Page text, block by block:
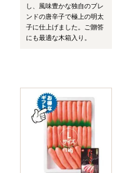
し、風味豊かな独自のブレ
ンドの唐辛子で極上の明太
子に仕上げました。ご贈答
にも最適な木箱入り。